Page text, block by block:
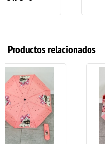
Productos relacionados